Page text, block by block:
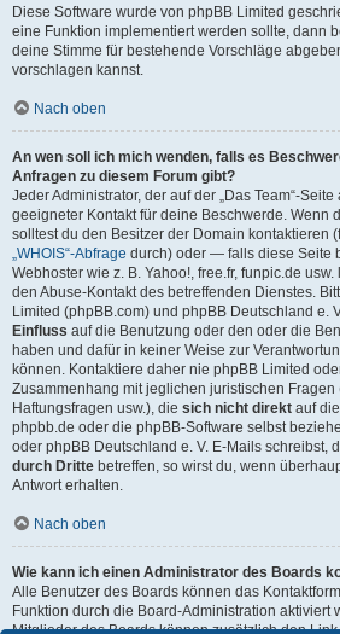
Diese Software wurde von phpBB Limited
eine Funktion implementiert werden sollte, dann
deine Stimme für bestehende Vorschläge
vorschlagen kannst.
Nach oben
An wen soll ich mich wenden, falls es
Anfragen zu diesem Forum gibt?
Jeder Administrator, der auf der „Das Team“-
geeigneter Kontakt für deine Beschwerde. Wenn
solltest du den Besitzer der Domain kontaktieren
„WHOIS“-Abfrage durch) oder — falls diese Seite
Webhoster wie z. B. Yahoo!, free.fr, funpic.de
den Abuse-Kontakt des betreffenden Dienstes.
Limited (phpBB.com) und phpBB Deutschland e.
Einfluss auf die Benutzung oder den oder die
haben und dafür in keiner Weise zur
können. Kontaktiere daher nie phpBB Limited
Zusammenhang mit jeglichen juristischen
Haftungsfragen usw.), die sich nicht direkt auf
phpbb.de oder die phpBB-Software selbst
oder phpBB Deutschland e. V. E-Mails schreibst,
durch Dritte betreffen, so wirst du, wenn
Antwort erhalten.
Nach oben
Wie kann ich einen Administrator des Boards
Alle Benutzer des Boards können das
Funktion durch die Board-Administration aktiviert
Mitglieder des Boards können zusätzlich den Link